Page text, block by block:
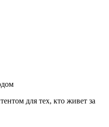
для тех, кто живет за